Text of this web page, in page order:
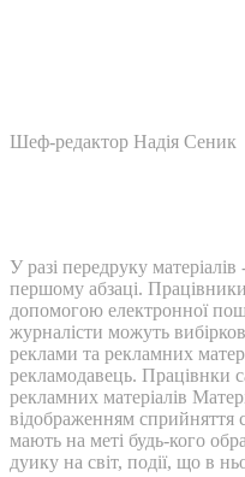
Шеф-редактор Надія Сеник
У разі передруку
першому абзаці.
допомогою електронної
журналісти можуть
реклами та рекламних
рекламодавець. Працівнки
рекламних матеріалів
відображенням сприйняття
мають на меті будь-кого
дуику на світ, події, що в